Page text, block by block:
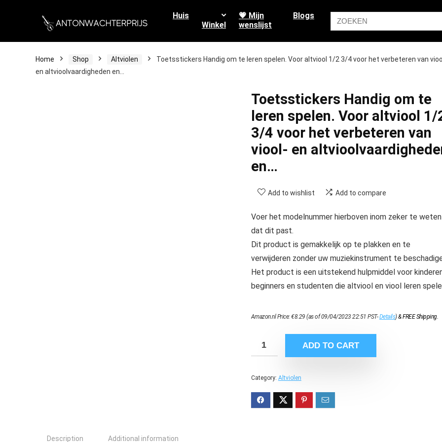
Huis
Winkel
💗 Mijn
wenslijst
Blogs
Home Shop Altviolen
Toetsstickers Handig om te leren spelen. Voor altviool 1/2 3/4 voor het verbeteren van
en altvioolvaardigheden en…
Toetsstickers Handig om te
leren spelen. Voor altviool 1/
3/4 voor het verbeteren van
viool- en
en…
Add to wishlist Add to compare
Voer het modelnummer hierboven inom zeker te weten
dat dit past.
Dit product is gemakkelijk op te plakken en te
verwijderen zonder uw muziekinstrument te
Het product is een uitstekend hulpmiddel voor
beginners en studenten die altviool en viool leren
Amazon.nl Price:€8.29 (as of 09/04/2023 22:51 PST-Details)&FREE Shipping.
ADD TO CART
Category: Altviolen
Description Additional information